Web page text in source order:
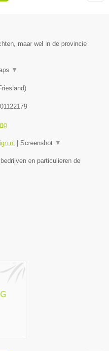
maar wel in de provincie
▼
)
01122179
Screenshot ▼
en particulieren de